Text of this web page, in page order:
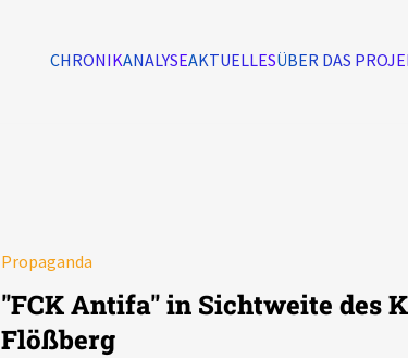
CHRONIKANALYSEAKTUELLESÜBER DAS
Propaganda
"FCK Antifa" in Sichtweite des
Flößberg